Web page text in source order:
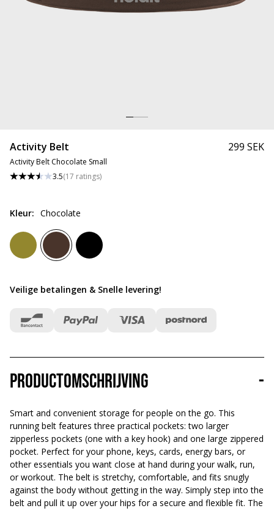
Activity Belt
Activity Belt Chocolate Small
3.5(17 ratings)
299 SEK
Kleur: Chocolate
Veilige betalingen & Snelle levering!
Productomschrijving -
Smart and convenient storage for people on the go. This
running belt features three practical pockets: two larger
zipperless pockets (one with a key hook) and one large zippered
pocket. Perfect for your phone, keys, cards, energy bars, or
other essentials you want close at hand during your walk, run,
or workout. The belt is stretchy, comfortable, and fits snugly
against the body without getting in the way. Simply step into the
belt and pull it up over your hips for a secure and flexible fit. The